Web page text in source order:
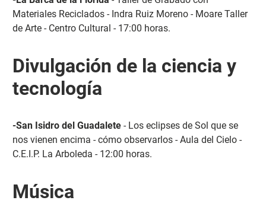
Materiales Reciclados - Indra Ruiz Moreno - Moare Taller
de Arte - Centro Cultural - 17:00 horas.
Divulgación de la ciencia y
tecnología
-San Isidro del Guadalete- Los eclipses de Sol que se
nos vienen encima - cómo observarlos - Aula del Cielo -
C.E.I.P. La Arboleda - 12:00 horas.
Música